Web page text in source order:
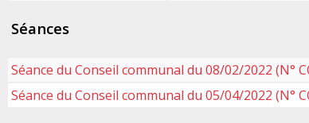
Séances
Séance du Conseil communal du 08/02/2022 (N°
Séance du Conseil communal du 05/04/2022 (N°